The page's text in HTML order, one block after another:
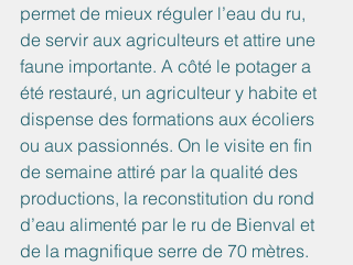
permet de mieux réguler l’eau du ru,
de servir aux agriculteurs et attire une
faune importante. A côté le potager a
été restauré, un agriculteur y habite et
dispense des formations aux écoliers
ou aux passionnés. On le visite en fin
de semaine attiré par la qualité des
productions, la reconstitution du rond
d’eau alimenté par le ru de Bienval et
de la magnifique serre de 70 mètres.